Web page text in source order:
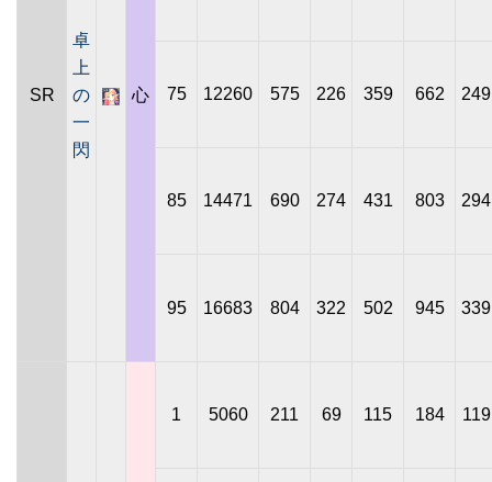
SR
卓
上
の
一
閃
心 75 12260 575 226 359 662 249
85 14471 690 274 431 803 294
95 16683 804 322 502 945 339
1 5060 211 69 115 184 119